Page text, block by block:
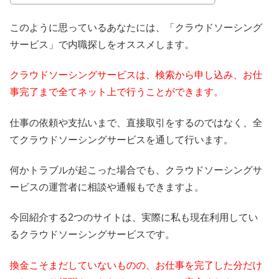
このように思っているあなたには、「クラウドソーシング
サービス」で内職探しをオススメします。
クラウドソーシングサービスは、検索から申し込み、お仕
事完了まで全てネット上で行うことができます。
仕事の依頼や支払いまで、直接取引をするのではなく、全
てクラウドソーシングサービスを通して行います。
何かトラブルが起こった場合でも、クラウドソーシングサ
ービスの運営者に相談や通報もできますよ。
今回紹介する2つのサイトは、実際に私も現在利用してい
るクラウドソーシングサービスです。
換金こそまだしていないものの、お仕事を完了した分だけ